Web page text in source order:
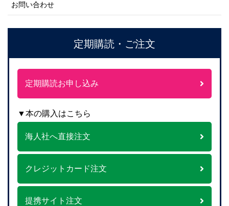
お問い合わせ
定期購読・ご注文
定期購読お申し込み
▼本の購入はこちら
海人社へ直接注文
クレジットカード注文
提携サイト注文